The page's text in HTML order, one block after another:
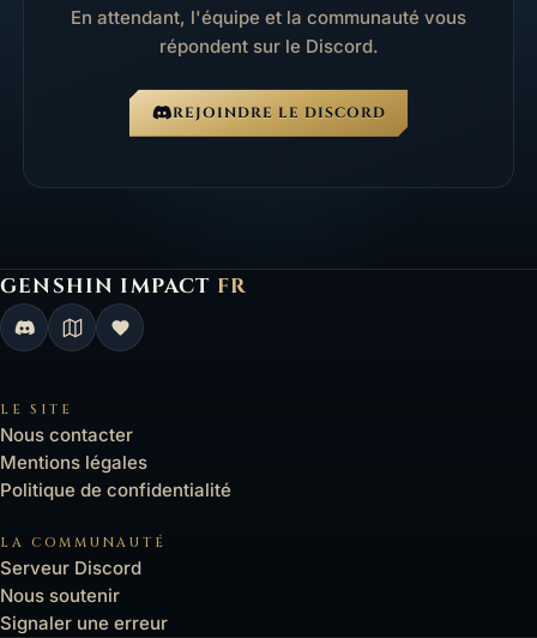
En attendant, l'équipe et la communauté vous
répondent sur le Discord.
REJOINDRE LE DISCORD
GENSHIN IMPACT FR
Genshin Impact FR, retour à l'accueil
LE SITE
Nous contacter
Mentions légales
Politique de confidentialité
LA COMMUNAUTÉ
Serveur Discord
Nous soutenir
Signaler une erreur